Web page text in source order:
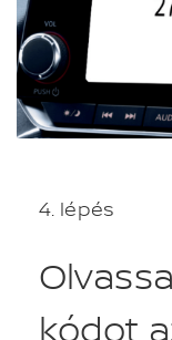
4. lépés
kódot